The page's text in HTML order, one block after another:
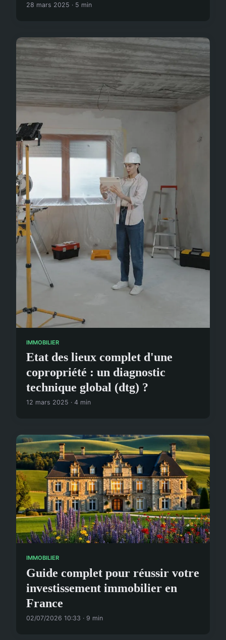
28 mars 2025 · 5 min
IMMOBILIER
Etat des lieux complet d'une
copropriété : un diagnostic
technique global (dtg) ?
12 mars 2025 · 4 min
IMMOBILIER
Guide complet pour réussir votre
investissement immobilier en
France
02/07/2026 10:33 · 9 min